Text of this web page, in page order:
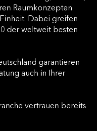
Raumkonzepten
Dabei greifen
der weltweit besten
garantieren
auch in Ihrer
vertrauen bereits